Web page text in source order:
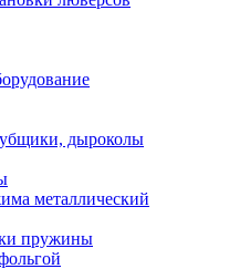
дыроколы
металлический
пружины